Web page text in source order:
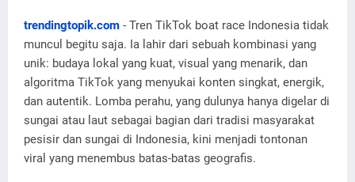
trendingtopik.com - Tren TikTok boat race Indonesia tidak
muncul begitu saja. Ia lahir dari sebuah kombinasi yang
unik: budaya lokal yang kuat, visual yang menarik, dan
algoritma TikTok yang menyukai konten singkat, energik,
dan autentik. Lomba perahu, yang dulunya hanya digelar di
sungai atau laut sebagai bagian dari tradisi masyarakat
pesisir dan sungai di Indonesia, kini menjadi tontonan
viral yang menembus batas-batas geografis.